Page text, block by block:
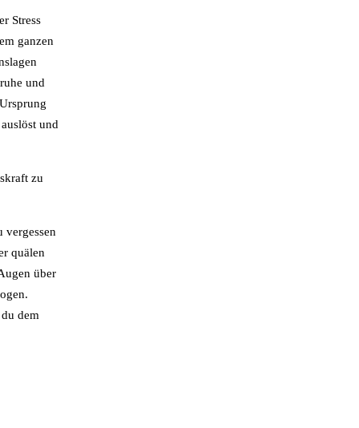
Stress
ganzen
und
und
zu
vergessen
quälen
über
dem